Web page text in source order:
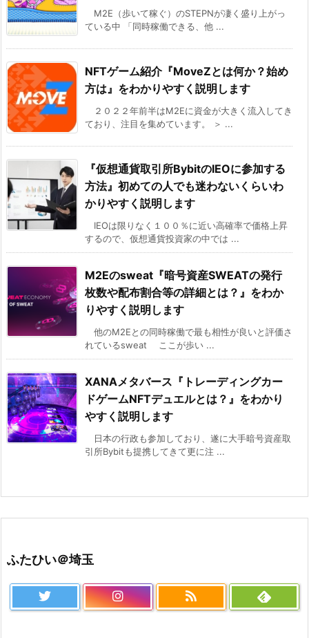
M2E（歩いて稼ぐ）のSTEPNが凄く盛り上がっ
ている中 「同時稼働できる、他 ...
NFTゲーム紹介『MoveZとは何か？始め
方は』をわかりやすく説明します
２０２２年前半はM2Eに資金が大きく流入してき
ており、注目を集めています。 ＞ ...
『仮想通貨取引所BybitのIEOに参加する
方法』初めての人でも迷わないくらいわ
かりやすく説明します
IEOは限りなく１００％に近い高確率で価格上昇
するので、仮想通貨投資家の中では ...
M2Eのsweat『暗号資産SWEATの発行
枚数や配布割合等の詳細とは？』をわか
りやすく説明します
他のM2Eとの同時稼働で最も相性が良いと評価さ
れているsweat ここが歩い ...
XANAメタバース『トレーディングカー
ドゲームNFTデュエルとは？』をわかり
やすく説明します
日本の行政も参加しており、遂に大手暗号資産取
引所Bybitも提携してきて更に注 ...
ふたひい＠埼玉